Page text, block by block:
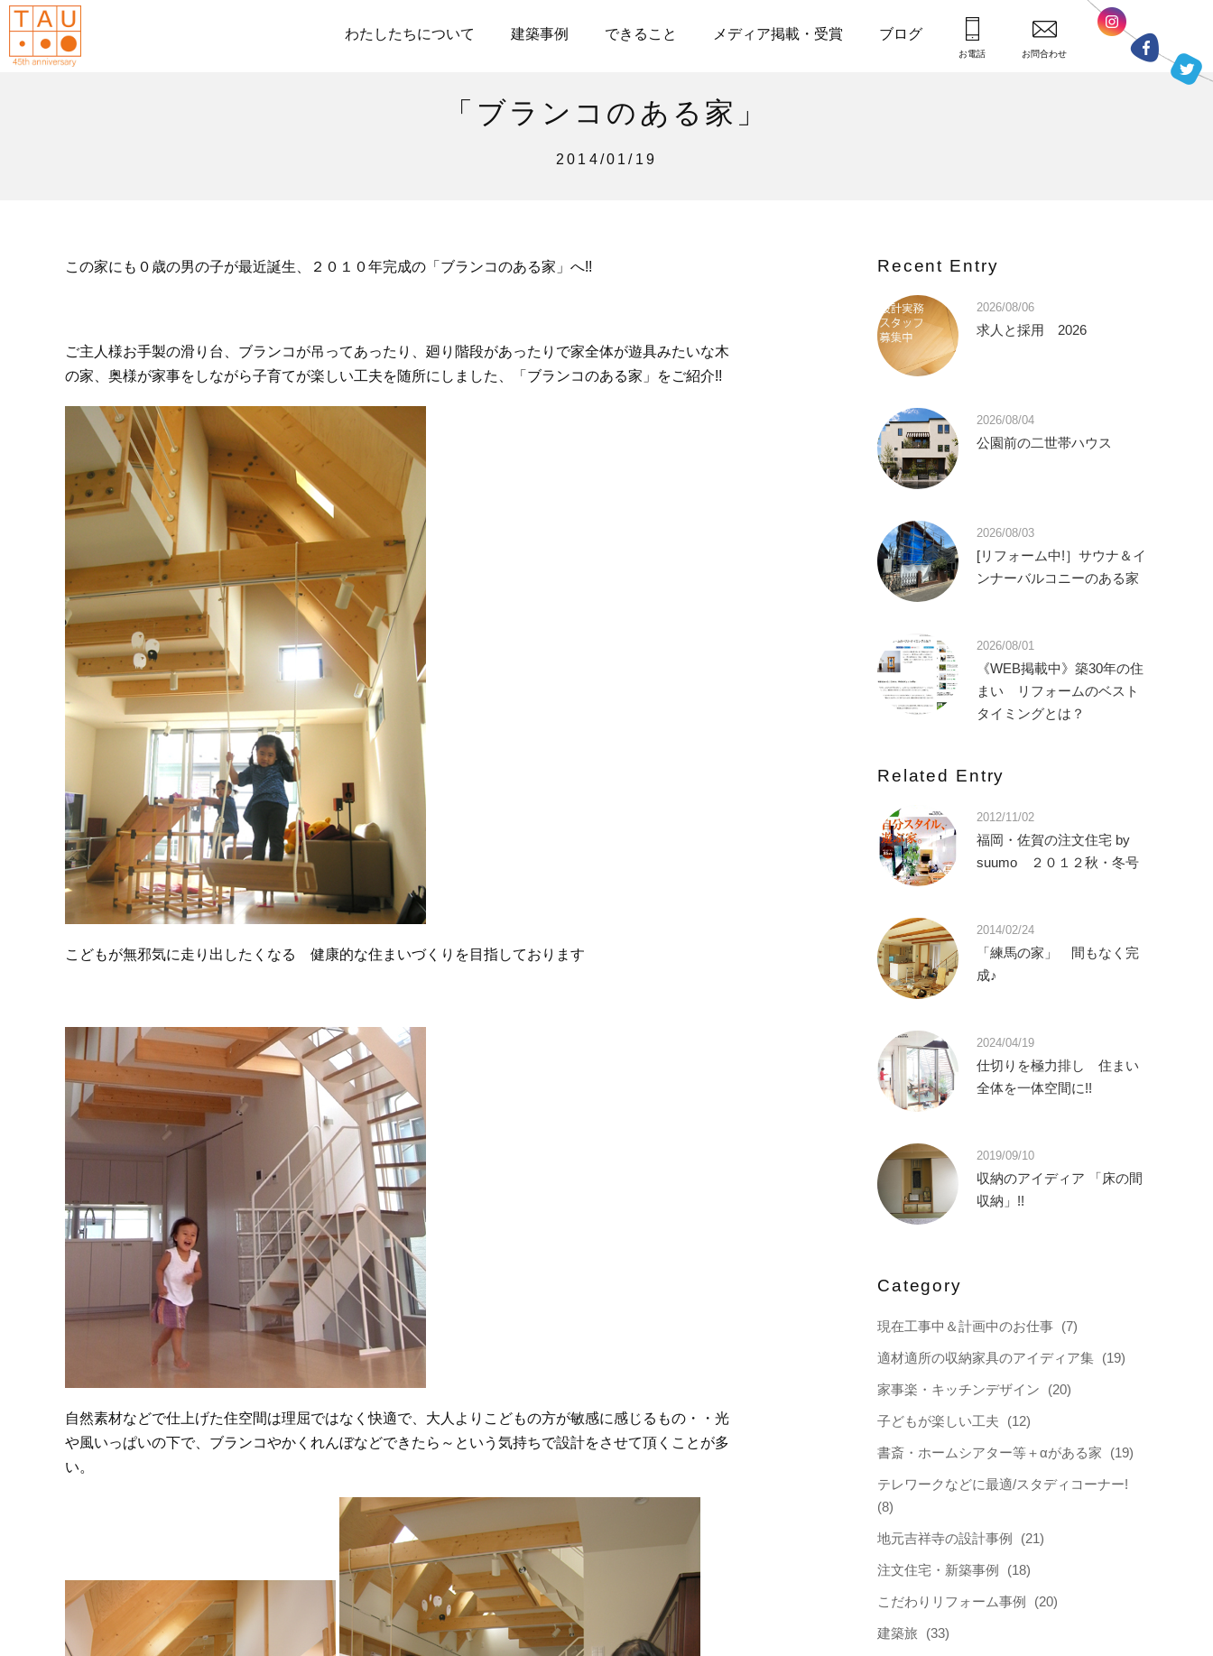
わたしたちについて 建築事例 できること メディア掲載・受賞 ブログ
お電話 お問合わせ
「ブランコのある家」
2014/01/19
この家にも０歳の男の子が最近誕生、２０１０年完成の「ブランコのある家」へ!!
ご主人様お手製の滑り台、ブランコが吊ってあったり、廻り階段があったりで家全体が遊具みたいな木
の家、奥様が家事をしながら子育てが楽しい工夫を随所にしました、「ブランコのある家」をご紹介!!
こどもが無邪気に走り出したくなる 健康的な住まいづくりを目指しております
自然素材などで仕上げた住空間は理屈ではなく快適で、大人よりこどもの方が敏感に感じるもの・・光
や風いっぱいの下で、ブランコやかくれんぼなどできたら～という気持ちで設計をさせて頂くことが多
い。
Recent Entry
2026/08/06
求人と採用 2026
2026/08/04
公園前の二世帯ハウス
2026/08/03
[リフォーム中!］サウナ＆イ
ンナーバルコニーのある家
2026/08/01
《WEB掲載中》築30年の住
まい リフォームのベスト
タイミングとは？
Related Entry
2012/11/02
福岡・佐賀の注文住宅 by
suumo ２０１２秋・冬号
2014/02/24
「練馬の家」 間もなく完
成♪
2024/04/19
仕切りを極力排し 住まい
全体を一体空間に!!
2019/09/10
収納のアイディア 「床の間
収納」!!
Category
現在工事中＆計画中のお仕事 (7)
適材適所の収納家具のアイディア集 (19)
家事楽・キッチンデザイン (20)
子どもが楽しい工夫 (12)
書斎・ホームシアター等＋αがある家 (19)
テレワークなどに最適/スタディコーナー!
(8)
地元吉祥寺の設計事例 (21)
注文住宅・新築事例 (18)
こだわりリフォーム事例 (20)
建築旅 (33)